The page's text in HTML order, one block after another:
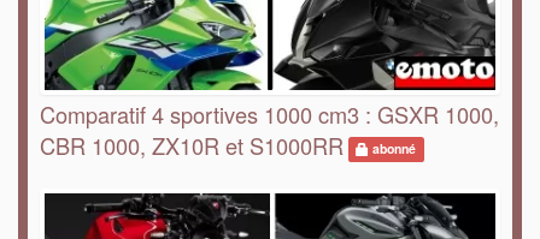
Comparatif 4 sportives 1000 cm3 : GSXR 1000,
CBR 1000, ZX10R et S1000RR
abonné